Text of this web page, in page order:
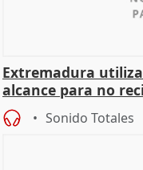
Extremadura
alcance para no
Sonido Totales